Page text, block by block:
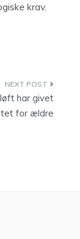
krav.
har givet
for ældre